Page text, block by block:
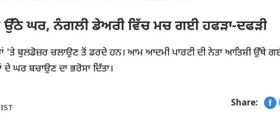
ਘਰ, ਨੰਗਲੀ ਡੇਅਰੀ ਵਿੱਚ ਮਚ ਗਈ ਹਫੜਾ-ਦਫੜੀ
'ਤੇ ਬੁਲਡੋਜ਼ਰ ਚਲਾਉਣ ਤੋਂ ਡਰਦੇ ਹਨ। ਆਮ ਆਦਮੀ ਪਾਰਟੀ ਦੀ ਨੇਤਾ ਆਤਿਸ਼ੀ ਉੱਥੇ
ਦੇ ਘਰ ਬਚਾਉਣ ਦਾ ਭਰੋਸਾ ਦਿੱਤਾ।
Share: